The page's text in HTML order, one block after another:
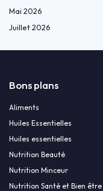
Mai 2026
Juillet 2026
Bons plans
Aliments
Huiles Essentielles
Huiles essentielles
Nutrition Beauté
Nutrition Minceur
Nutrition Santé et Bien être